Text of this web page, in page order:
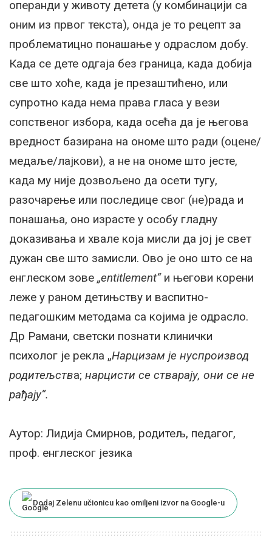
операнди у животу детета (у комбинацији са
оним из првог текста), онда је то рецепт за
проблематицно понашање у одраслом добу.
Када се дете одгаја без граница, када добија
све што хоће, када је презаштићено, или
супротно када нема права гласа у вези
сопственог избора, када осећа да је његова
вредност базирана на ономе што ради (оцене/
медаље/лајкови), а не на ономе што јесте,
када му није дозвољено да осети тугу,
разочарење или последице свог (не)рада и
понашања, оно израсте у особу гладну
доказивања и хвале која мисли да јој је свет
дужан све што замисли. Ово је оно што се на
енглеском зове „entitlement“и његови корени
леже у раном детињству и васпитно-
педагошким методама са којима је одрасло.
Др Рамани, светски познати клинички
психолог је рекла „Нарцизам је нуспроизвод
родитељства; нарцисти се стварају, они се не
рађају“.
Аутор: Лидија Смирнов, родитељ, педагог,
проф. енглеског језика
Dodaj Zelenu učionicu kao omiljeni izvor na Google-u